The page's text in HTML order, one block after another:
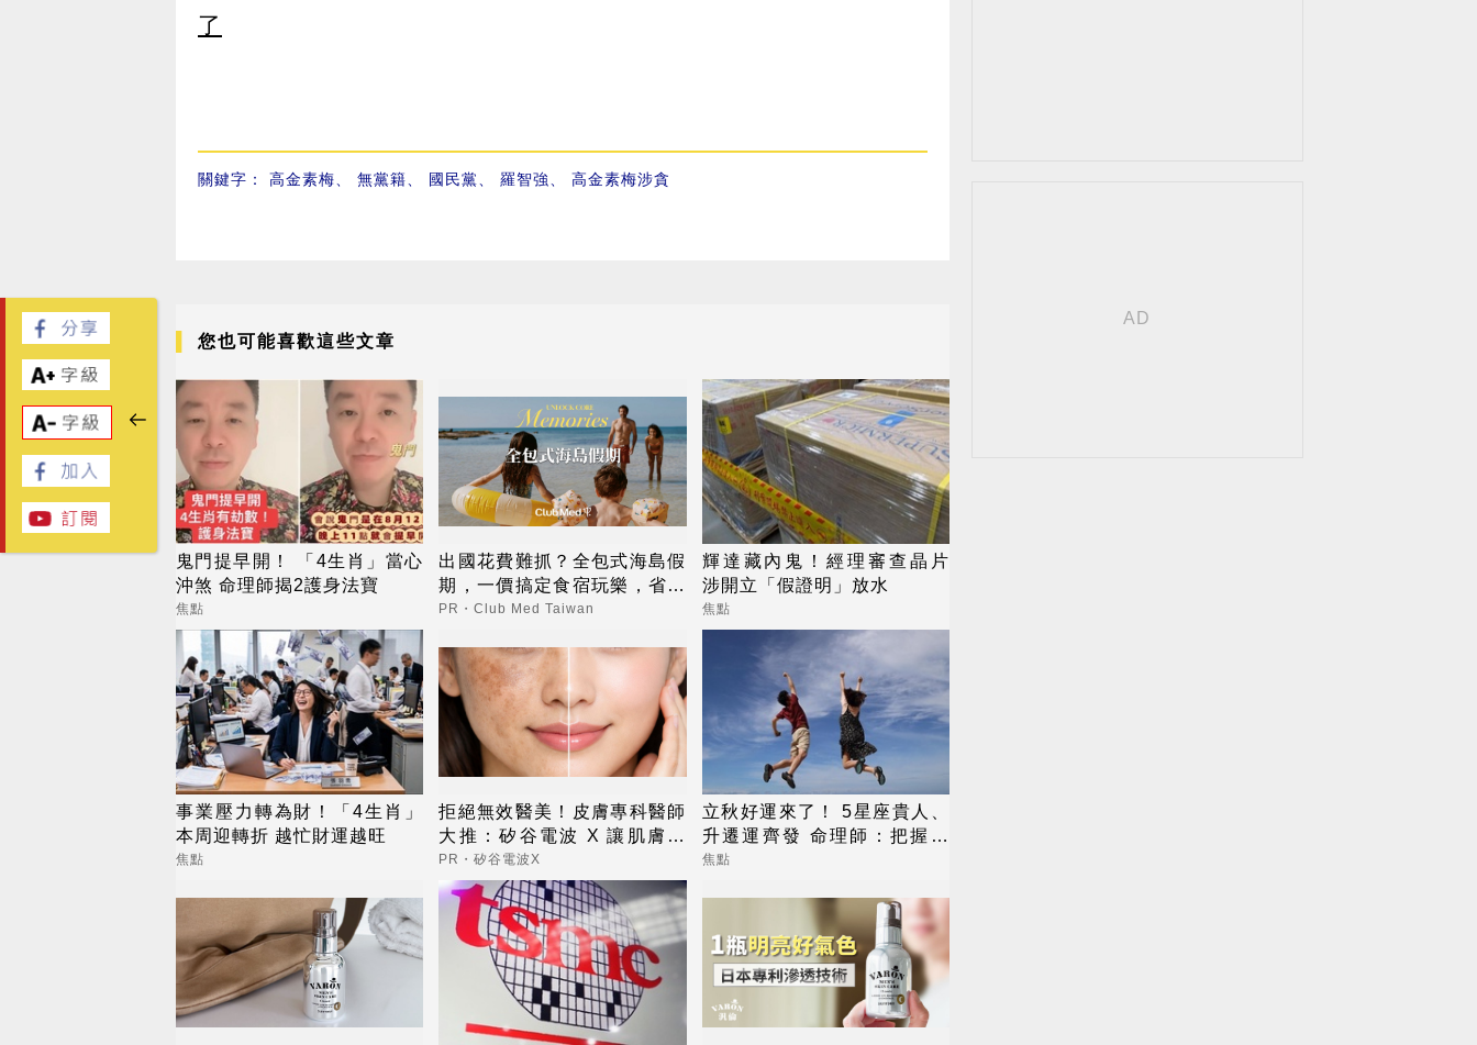
了
關鍵字： 高金素梅 無黨籍 國民黨 羅智強 高金素梅涉貪
您也可能喜歡這些文章
鬼門提早開！ 「4生肖」當心
沖煞 命理師揭2護身法寶
焦點
出國花費難抓？全包式海島假
期，一價搞定食宿玩樂，省錢
更省心！
PR・Club Med Taiwan
輝達藏內鬼！經理審查晶片
涉開立「假證明」放水
焦點
事業壓力轉為財！「4生肖」
本周迎轉折 越忙財運越旺
焦點
拒絕無效醫美！皮膚專科醫師
大推：矽谷電波 X 讓肌膚由
內而外更強韌
PR・矽谷電波X
立秋好運來了！ 5星座貴人、
升遷運齊發 命理師：把握黃
金轉運期
焦點